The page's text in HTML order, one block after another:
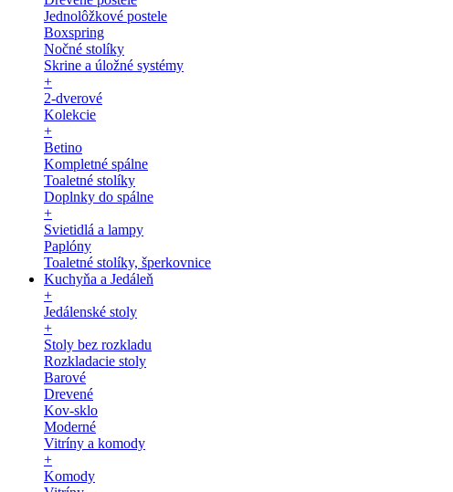
Jednolôžkové postele
Boxspring
Nočné stolíky
Skrine a úložné systémy
+
2-dverové
Kolekcie
+
Betino
Kompletné spálne
Toaletné stolíky
Doplnky do spálne
+
Svietidlá a lampy
Paplóny
Toaletné stolíky, šperkovnice
Kuchyňa a Jedáleň
+
Jedálenské stoly
+
Stoly bez rozkladu
Rozkladacie stoly
Barové
Drevené
Kov-sklo
Moderné
Vitríny a komody
+
Komody